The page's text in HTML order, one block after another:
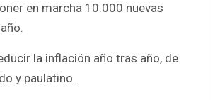
en marcha 10.000 nuevas
la inflación año tras año, de
y paulatino.